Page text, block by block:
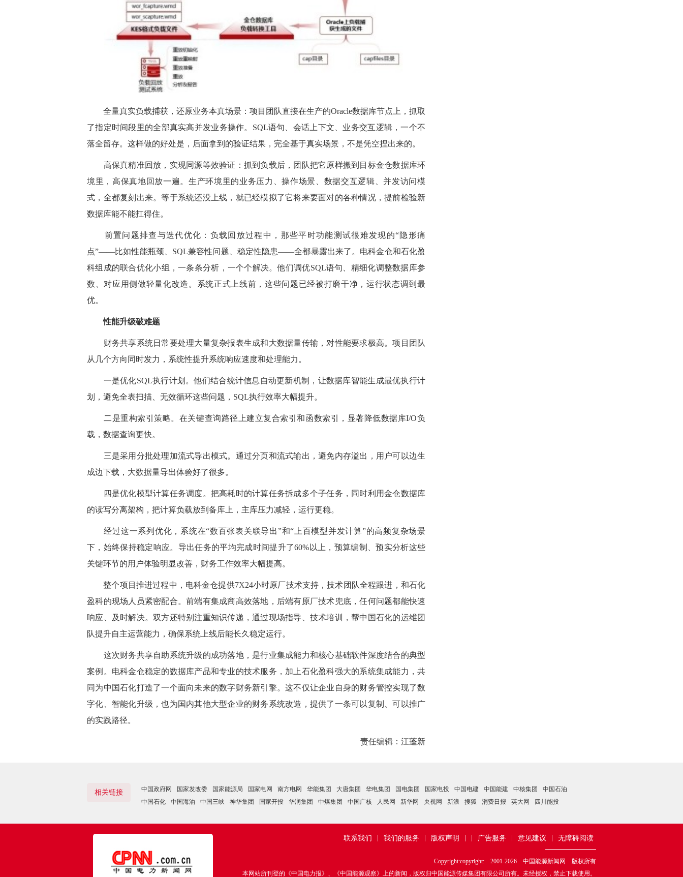
全量真实负载捕获，还原业务本真场景：项目团队直接在生产的Oracle数据库节点上，抓取
了指定时间段里的全部真实高并发业务操作。SQL语句、会话上下文、业务交互逻辑，一个不
落全留存。这样做的好处是，后面拿到的验证结果，完全基于真实场景，不是凭空捏出来的。
高保真精准回放，实现同源等效验证：抓到负载后，团队把它原样搬到目标金仓数据库环
境里，高保真地回放一遍。生产环境里的业务压力、操作场景、数据交互逻辑、并发访问模
式，全都复刻出来。等于系统还没上线，就已经模拟了它将来要面对的各种情况，提前检验新
数据库能不能扛得住。
前置问题排查与迭代优化：负载回放过程中，那些平时功能测试很难发现的“隐形痛
点”——比如性能瓶颈、SQL兼容性问题、稳定性隐患——全都暴露出来了。电科金仓和石化盈
科组成的联合优化小组，一条条分析，一个个解决。他们调优SQL语句、精细化调整数据库参
数、对应用侧做轻量化改造。系统正式上线前，这些问题已经被打磨干净，运行状态调到最
优。
性能升级破难题
财务共享系统日常要处理大量复杂报表生成和大数据量传输，对性能要求极高。项目团队
从几个方向同时发力，系统性提升系统响应速度和处理能力。
一是优化SQL执行计划。他们结合统计信息自动更新机制，让数据库智能生成最优执行计
划，避免全表扫描、无效循环这些问题，SQL执行效率大幅提升。
二是重构索引策略。在关键查询路径上建立复合索引和函数索引，显著降低数据库I/O负
载，数据查询更快。
三是采用分批处理加流式导出模式。通过分页和流式输出，避免内存溢出，用户可以边生
成边下载，大数据量导出体验好了很多。
四是优化模型计算任务调度。把高耗时的计算任务拆成多个子任务，同时利用金仓数据库
的读写分离架构，把计算负载放到备库上，主库压力减轻，运行更稳。
经过这一系列优化，系统在“数百张表关联导出”和“上百模型并发计算”的高频复杂场景
下，始终保持稳定响应。导出任务的平均完成时间提升了60%以上，预算编制、预实分析这些
关键环节的用户体验明显改善，财务工作效率大幅提高。
整个项目推进过程中，电科金仓提供7X24小时原厂技术支持，技术团队全程跟进，和石化
盈科的现场人员紧密配合。前端有集成商高效落地，后端有原厂技术兜底，任何问题都能快速
响应、及时解决。双方还特别注重知识传递，通过现场指导、技术培训，帮中国石化的运维团
队提升自主运营能力，确保系统上线后能长久稳定运行。
这次财务共享自助系统升级的成功落地，是行业集成能力和核心基础软件深度结合的典型
案例。电科金仓稳定的数据库产品和专业的技术服务，加上石化盈科强大的系统集成能力，共
同为中国石化打造了一个面向未来的数字财务新引擎。这不仅让企业自身的财务管控实现了数
字化、智能化升级，也为国内其他大型企业的财务系统改造，提供了一条可以复制、可以推广
的实践路径。
责任编辑：江蓬新
相关链接 中国政府网 国家发改委 国家能源局 国家电网 南方电网 华能集团 大唐集团 华电集团 国电集团 国家电投 中国电建 中国能建 中核集团
中国石油
中国石化
中国海油 中国三峡 神华集团 国家开投 华润集团 中煤集团 中国广核 人民网 新华网 央视网 新浪 搜狐 消费日报 英大网 四川能投
无障碍阅读
意见建议
广告服务
版权声明
我们的服务
联系我们
Copyright:copyright: 2001-2026 中国能源新闻网 版权所有
本网站所刊登的《中国电力报》、《中国能源观察》上的新闻，版权归中国能源传媒集团有限公司所有。未经授权，禁止下载使用。